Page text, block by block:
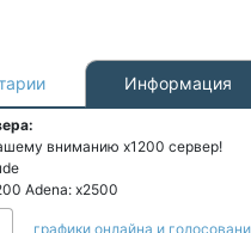
Информация
вниманию х1200 сервер!
Adena: x2500
графики онлайна и